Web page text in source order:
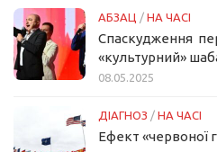
АБЗАЦ / НА ЧАСІ
Спаскудження
«культурний»
08.05.2025
ДІАГНОЗ / НА ЧАСІ
Ефект «червоної